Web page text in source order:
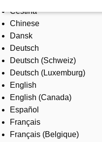
Produkte und Leistungen
Branchenlösungen
Service
Über uns
Vertriebspartner finden
Kontakt
Karriere
Čeština
Chinese
Dansk
Deutsch
Deutsch (Schweiz)
Deutsch (Luxemburg)
English
English (Canada)
Español
Français
Français (Belgique)